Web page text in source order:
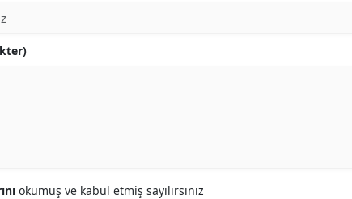
okumuş ve kabul etmiş sayılırsınız